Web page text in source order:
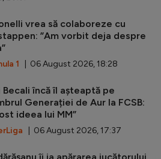
vrea să colaboreze cu
”Am vorbit deja despre
1 | 06 August 2026, 18:28
Becali încă îl așteaptă pe
Generației de Aur la FCSB:
ideea lui MM”
| 06 August 2026, 17:37
îi ia apărarea jucătorului